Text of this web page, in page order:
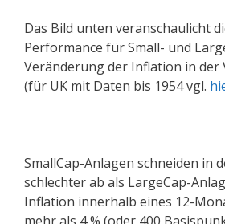
Das Bild unten veranschaulicht
Performance für Small- und
Veränderung der Inflation in der
(für UK mit Daten bis 1954 vgl.
SmallCap-Anlagen schneiden in
schlechter ab als LargeCap-
Inflation innerhalb eines 12-